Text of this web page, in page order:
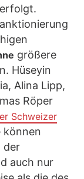
größere
Hüseyin
Alina Lipp,
Röper
Schweizer
können
der
auch nur